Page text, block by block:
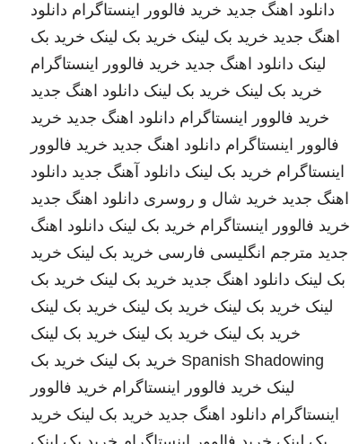
دانلود اهنگ جدید خرید فالوور اینستاگرام دانلود
اهنگ جدید خرید بک لینک خرید بک لینک خرید بک
لینک دانلود اهنگ جدید خرید فالوور اینستاگرام
خرید بک لینک خرید بک لینک دانلود اهنگ جدید
خرید فالوور اینستاگرام دانلود اهنگ جدید خرید
فالوور اینستاگرام دانلود اهنگ جدید خرید فالوور
اینستاگرام خرید بک لینک دانلود آهنگ جدید دانلود
اهنگ جدید خرید شال و روسری دانلود اهنگ جدید
خرید فالوور اینستاگرام خرید بک لینک دانلود اهنگ
جدید مترجم انگلیسی فارسی خرید بک لینک خرید
بک لینک دانلود اهنگ جدید خرید بک لینک خرید بک
لینک خرید بک لینک خرید بک لینک خرید بک لینک
خرید بک لینک خرید بک لینک خرید بک لینک
Spanish Shadowing خرید بک لینک خرید بک
لینک خرید فالوور اینستاگرام خرید فالوور
اینستاگرام دانلود اهنگ جدید خرید بک لینک خرید